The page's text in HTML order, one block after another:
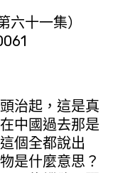
十一集）
治起，這是真
中國過去那是
個全都說出
是什麼意思？